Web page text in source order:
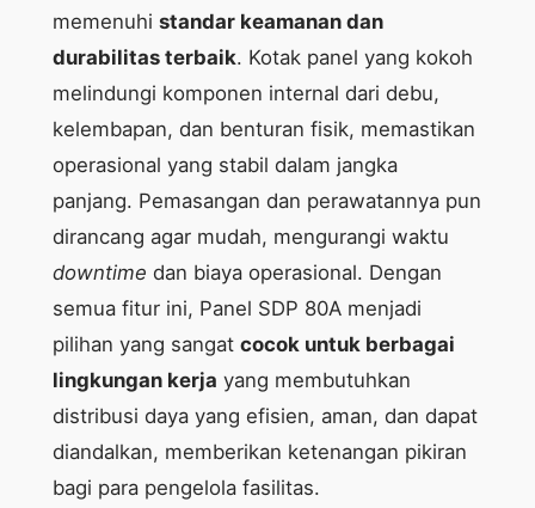
memenuhi standar keamanan dan
durabilitas terbaik. Kotak panel yang kokoh
melindungi komponen internal dari debu,
kelembapan, dan benturan fisik, memastikan
operasional yang stabil dalam jangka
panjang. Pemasangan dan perawatannya pun
dirancang agar mudah, mengurangi waktu
downtime dan biaya operasional. Dengan
semua fitur ini, Panel SDP 80A menjadi
pilihan yang sangat cocok untuk berbagai
lingkungan kerja yang membutuhkan
distribusi daya yang efisien, aman, dan dapat
diandalkan, memberikan ketenangan pikiran
bagi para pengelola fasilitas.